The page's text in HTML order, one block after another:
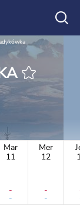
Mar
11
-
-
Mer
12
-
-